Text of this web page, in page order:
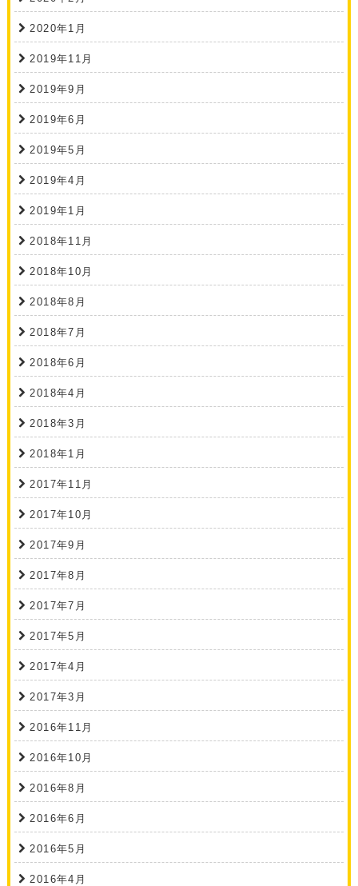
2020年1月
2019年11月
2019年9月
2019年6月
2019年5月
2019年4月
2019年1月
2018年11月
2018年10月
2018年8月
2018年7月
2018年6月
2018年4月
2018年3月
2018年1月
2017年11月
2017年10月
2017年9月
2017年8月
2017年7月
2017年5月
2017年4月
2017年3月
2016年11月
2016年10月
2016年8月
2016年6月
2016年5月
2016年4月